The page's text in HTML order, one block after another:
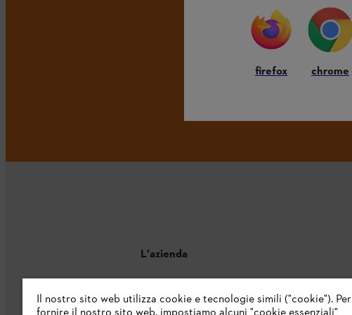
L'azienda
firefox chrome
Il nostro sito web utilizza cookie e tecnologie simili ("cookie"). Per